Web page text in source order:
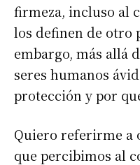
firmeza, incluso al
los definen de otro
embargo, más allá
seres humanos
protección y por
Quiero referirme a
que percibimos al